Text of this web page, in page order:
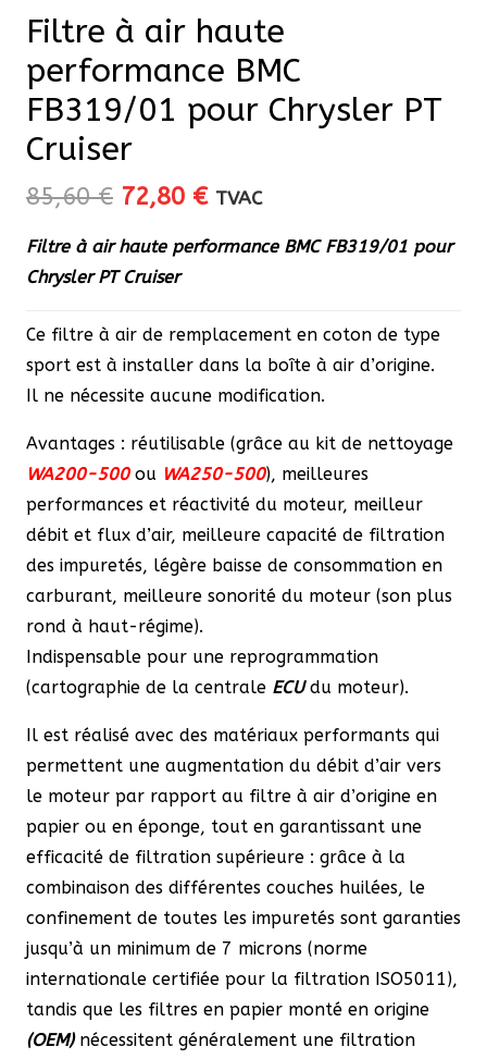
Filtre à air haute
performance BMC
FB319/01 pour Chrysler PT
Cruiser
85,60€ Le
initial
était :
72,80 €Le
actuel
TVAC
Filtre à air haute performance BMC FB319/01 pour
Chrysler PT Cruiser
Ce filtre à air de remplacement en coton de type
sport est à installer dans la boîte à air d’origine.
Il ne nécessite aucune modification.
Avantages : réutilisable (grâce au kit de nettoyage
WA200-500ou WA250-500), meilleures
performances et réactivité du moteur, meilleur
débit et flux d’air, meilleure capacité de filtration
des impuretés, légère baisse de consommation en
carburant, meilleure sonorité du moteur (son plus
rond à haut-régime).
Indispensable pour une reprogrammation
(cartographie de la centrale ECUdu moteur).
Il est réalisé avec des matériaux performants qui
permettent une augmentation du débit d’air vers
le moteur par rapport au filtre à air d’origine en
papier ou en éponge, tout en garantissant une
efficacité de filtration supérieure : grâce à la
combinaison des différentes couches huilées, le
confinement de toutes les impuretés sont garanties
jusqu’à un minimum de 7 microns (norme
internationale certifiée pour la filtration ISO5011),
tandis que les filtres en papier monté en origine
(OEM)nécessitent généralement une filtration